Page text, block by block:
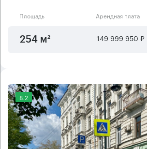
Площадь Арендная плата
254 м² 149 999 950 ₽
8.2